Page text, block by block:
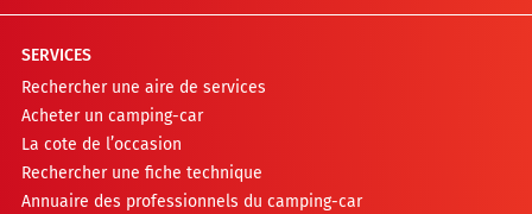
SERVICES
Rechercher une aire de services
Acheter un camping-car
La cote de l’occasion
Rechercher une fiche technique
Annuaire des professionnels du camping-car